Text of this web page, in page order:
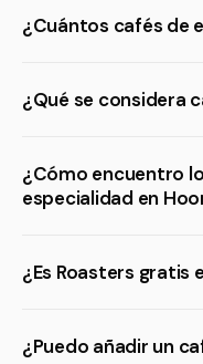
¿Cuántos cafés de
¿Qué se considera
¿Cómo encuentro
especialidad en
¿Es Roasters gratis
¿Puedo añadir un